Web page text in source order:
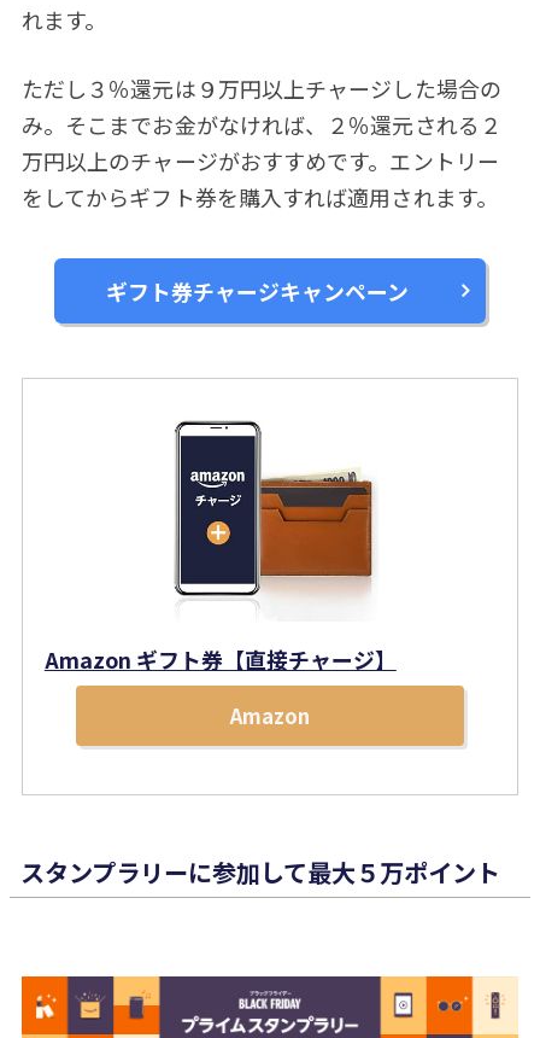
れます。
ただし３％還元は９万円以上チャージした場合の
み。そこまでお金がなければ、２％還元される２
万円以上のチャージがおすすめです。エントリー
をしてからギフト券を購入すれば適用されます。
ギフト券チャージキャンペーン
Amazon ギフト券【直接チャージ】
Amazon
スタンプラリーに参加して最大５万ポイント